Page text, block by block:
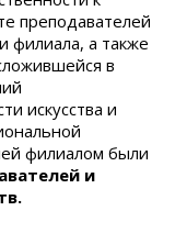
преподавателей
филиала, а также
в
искусства и
филиалом были
и